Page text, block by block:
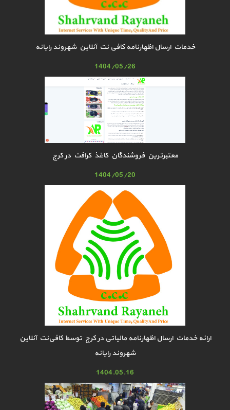
خدمات ارسال اظهارنامه کافی نت آنلاین شهروند رایانه
1404/05/26
معتبرترین فروشندگان کاغذ کرافت در کرج
1404/05/20
ارائه خدمات ارسال اظهارنامه مالیاتی در کرج توسط کافی‌نت آنلاین
شهروند رایانه
1404.05.16